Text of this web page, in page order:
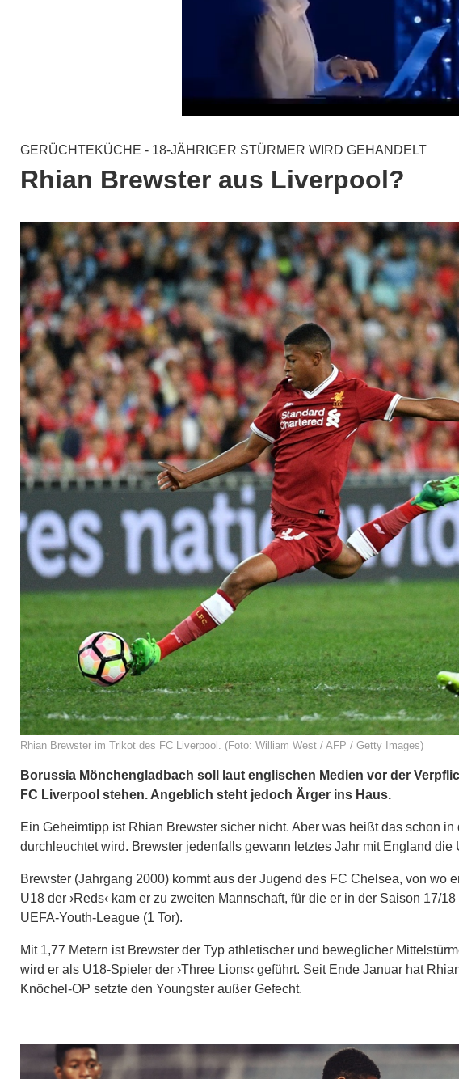
GERÜCHTEKÜCHE - 18-JÄHRIGER STÜRMER WIRD GEHANDELT
Rhian Brewster aus Liverpool?
Rhian Brewster im Trikot des FC Liverpool. (Foto: William West / AFP / Getty Images)
Borussia Mönchengladbach soll laut englischen Medien vor der
FC Liverpool stehen. Angeblich steht jedoch Ärger ins Haus.
Ein Geheimtipp ist Rhian Brewster sicher nicht. Aber was heißt das schon
durchleuchtet wird. Brewster jedenfalls gewann letztes Jahr mit England die
Brewster (Jahrgang 2000) kommt aus der Jugend des FC Chelsea, von wo
U18 der ›Reds‹ kam er zu zweiten Mannschaft, für die er in der Saison 17/
UEFA-Youth-League (1 Tor).
Mit 1,77 Metern ist Brewster der Typ athletischer und beweglicher
wird er als U18-Spieler der ›Three Lions‹ geführt. Seit Ende Januar hat
Knöchel-OP setzte den Youngster außer Gefecht.